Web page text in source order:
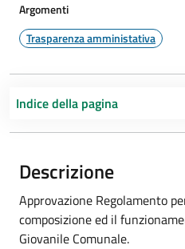
Argomenti
Trasparenza amministativa
Indice della pagina
Descrizione
Approvazione Regolamento
composizione ed il
Giovanile Comunale.